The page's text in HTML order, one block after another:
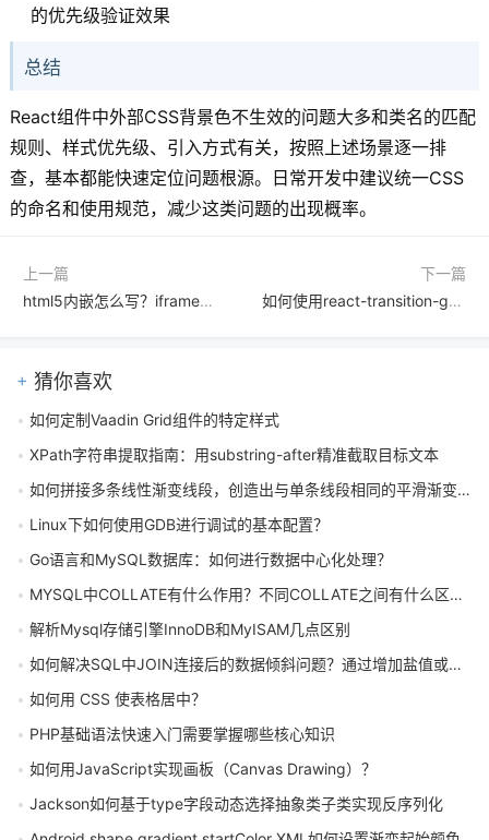
的优先级验证效果
总结
React组件中外部CSS背景色不生效的问题大多和类名的匹配
规则、样式优先级、引入方式有关，按照上述场景逐一排
查，基本都能快速定位问题根源。日常开发中建议统一CSS
的命名和使用规范，减少这类问题的出现概率。
上一篇
html5内嵌怎么写？iframe和object标签内嵌外部页面或媒体方法介绍
下一篇
如何使用react-transition-group实现React组件间的紧贴转场效果？
猜你喜欢
如何定制Vaadin Grid组件的特定样式
XPath字符串提取指南：用substring-after精准截取目标文本
如何拼接多条线性渐变线段，创造出与单条线段相同的平滑渐变效果？
Linux下如何使用GDB进行调试的基本配置？
Go语言和MySQL数据库：如何进行数据中心化处理？
MYSQL中COLLATE有什么作用？不同COLLATE之间有什么区别？
解析Mysql存储引擎InnoDB和MyISAM几点区别
如何解决SQL中JOIN连接后的数据倾斜问题？通过增加盐值或统计信息更新可行吗
如何用 CSS 使表格居中？
PHP基础语法快速入门需要掌握哪些核心知识
如何用JavaScript实现画板（Canvas Drawing）？
Jackson如何基于type字段动态选择抽象类子类实现反序列化